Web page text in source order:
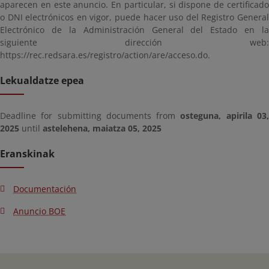
aparecen en este anuncio. En particular, si dispone de certificado
o DNI electrónicos en vigor, puede hacer uso del Registro General
Electrónico de la Administración General del Estado en la
siguiente dirección web:
https://rec.redsara.es/registro/action/are/acceso.do.
Lekualdatze epea
Deadline for submitting documents fromosteguna, apirila 03,
2025 until astelehena, maiatza 05, 2025
Eranskinak
Documentación
Anuncio BOE